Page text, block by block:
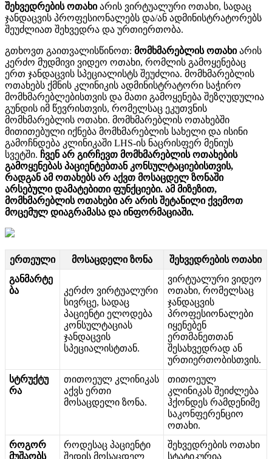
შეხვედრების ოთახი არის ვირტუალური ოთახი, სადაც
ჯანდაცვის პროფესიონალებს და/ან ადმინისტრატორებს
შეუძლიათ შეხვედრა და ურთიერთობა.
გთხოვთ გაითვალისწინოთ: მომხმარებლის ოთახი არის
კერძო მუდმივი ვიდეო ოთახი, რომლის გამოყენებაც
ერთ ჯანდაცვის სპეციალისტს შეუძლია. მომხმარებლის
ოთახებს ქმნის კლინიკის ადმინისტრატორი საჭირო
მომხმარებლებისთვის და მათი გამოყენება შეზღუდულია
გუნდის იმ წევრისთვის, რომელსაც ეკუთვნის
მომხმარებლის ოთახი. მომხმარებლის ოთახებში
მითითებული იქნება მომხმარებლის სახელი და ისინი
გამოჩნდება კლინიკაში LHS-ის ნაცრისფერ მენიუს
სვეტში. ჩვენ არ გირჩევთ მომხმარებლის ოთახების
გამოყენებას პაციენტებთან კონსულტაციებისთვის,
რადგან ამ ოთახებს არ აქვთ მოსაცდელ ზონაში
არსებული დამატებითი ფუნქციები. ამ მიზეზით,
მომხმარებლის ოთახები არ არის შეტანილი ქვემოთ
მოცემულ დიაგრამასა და ინფორმაციაში.
ერთეული მოსაცდელი ზონა შეხვედრების ოთახი
განმარტე
ბა კერძო ვირტუალური
სივრცე, სადაც
პაციენტი ელოდება
კონსულტაციას
ჯანდაცვის
სპეციალისტთან.
ვირტუალური ვიდეო
ოთახი, რომელსაც
ჯანდაცვის
პროფესიონალები
იყენებენ
ერთმანეთთან
შესახვედრად ან
ურთიერთობისთვის.
სტრუქტუ
რა
თითოეულ კლინიკას
აქვს ერთი
მოსაცდელი ზონა.
თითოეულ
კლინიკას შეიძლება
ჰქონდეს რამდენიმე
საკონფერენციო
ოთახი.
როგორ
მუშაობს
როდესაც პაციენტი
შედის მოსაცდელ
შეხვედრების ოთახი
სტატიკურია